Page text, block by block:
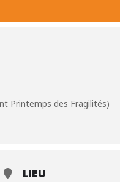
Printemps des Fragilités)
LIEU